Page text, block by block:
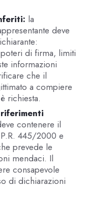
la
deve
di firma, limiti
informazioni
che il
a compiere
richiesta.
contenere il
445/2000 e
prevede le
mendaci. Il
consapevole
di dichiarazioni